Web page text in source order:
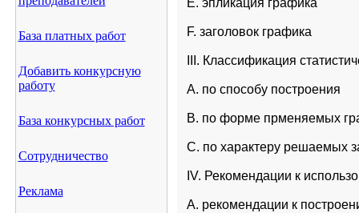
База платных работ
Добавить конкурсную
работу
База конкурсных работ
Сотрудничество
Реклама
E. эпликация графика
F. заголовок графика
III. Классификация
A. по способу построения
B. по форме прменяемых
C. по характеру решаемых
IV. Рекомендации к
A. рекомендации к